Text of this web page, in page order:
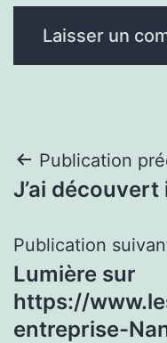
de
l’article
Publication
J’ai découvert
Publication
Lumière sur
https://
entreprise-